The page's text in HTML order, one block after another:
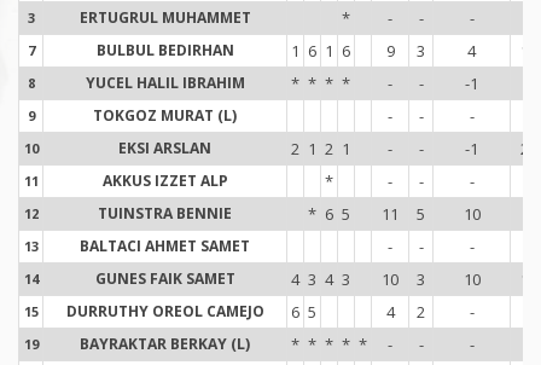
3 ERTUGRUL MUHAMMET * - - -
7 BULBUL BEDIRHAN 1 6 1 6 9 3 4 15
8 YUCEL HALIL IBRAHIM * * * * - - -1
9 TOKGOZ MURAT (L) - - -
10 EKSI ARSLAN 2 1 2 1 - - -1 22
11 AKKUS IZZET ALP * - - -
12 TUINSTRA BENNIE * 6 5 11 5 10
13 BALTACI AHMET SAMET - - -
14 GUNES FAIK SAMET 4 3 4 3 10 3 10 11
15 DURRUTHY OREOL CAMEJO 6 5 4 2 -
19 BAYRAKTAR BERKAY (L) * * * * * - - -